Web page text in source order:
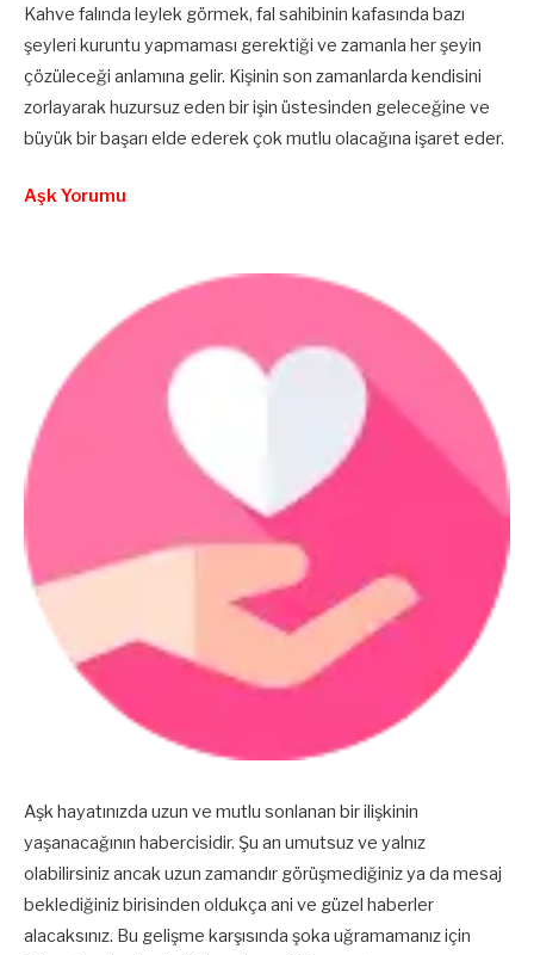
Kahve falında leylek görmek, fal sahibinin kafasında bazı
şeyleri kuruntu yapmaması gerektiği ve zamanla her şeyin
çözüleceği anlamına gelir. Kişinin son zamanlarda kendisini
zorlayarak huzursuz eden bir işin üstesinden geleceğine ve
büyük bir başarı elde ederek çok mutlu olacağına işaret eder.
Aşk Yorumu
Aşk hayatınızda uzun ve mutlu sonlanan bir ilişkinin
yaşanacağının habercisidir. Şu an umutsuz ve yalnız
olabilirsiniz ancak uzun zamandır görüşmediğiniz ya da mesaj
beklediğiniz birisinden oldukça ani ve güzel haberler
alacaksınız. Bu gelişme karşısında şoka uğramamanız için